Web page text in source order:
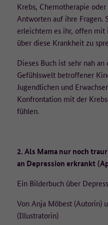
Krebs, Chemotherapie
Antworten auf ihre Fragen.
erleichtern es ihr, offen
über diese Krankheit zu
Dieses Buch ist sehr nah
Gefühlswelt betroffener
Jugendlichen und
Konfrontation mit der
fühlen.
2. Als Mama nur noch
an Depression erkrankt
Ein Bilderbuch über
Von Anja Möbest (Autorin)
(Illustratorin)
Es werden keine Cookies auf
Einwilligung für die
Out-Cookie auf dem Endgerät,
Daten erfasst werden.
Wie lange werden die Daten
Die pseudonymisierte IP-
danach gelöscht.
Auf welcher Rechtsgrundlage
Nutzenden nach Art. 6 Abs. 1
Grundverordnung (DSGVO).
Datenschutzseite jederzeit
der bis zum Widerruf erfolgten
unberührt.
Wo werden die Daten